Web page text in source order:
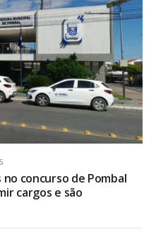
concurso de Pombal
cargos e são